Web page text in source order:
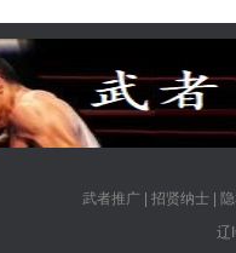
武者推广| 招贤纳士|
辽